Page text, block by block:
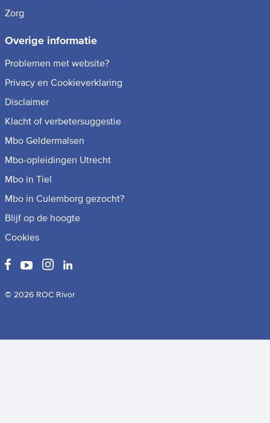
Zorg
Overige informatie
Problemen met website?
Privacy en Cookieverklaring
Disclaimer
Klacht of verbetersuggestie
Mbo Geldermalsen
Mbo-opleidingen Utrecht
Mbo in Tiel
Mbo in Culemborg gezocht?
Blijf op de hoogte
Cookies
© 2026 ROC Rivor